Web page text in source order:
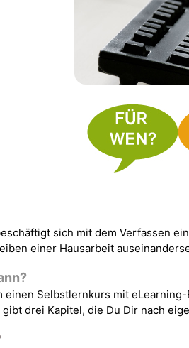
sich mit dem Verfassen
einer Hausarbeit
einen Selbstlernkurs mit
gibt drei Kapitel, die Du Dir nach